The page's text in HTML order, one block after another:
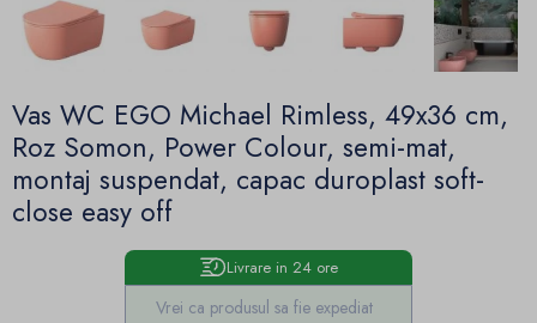
Vas WC EGO Michael Rimless, 49x36 cm,
Roz Somon, Power Colour, semi-mat,
montaj suspendat, capac duroplast soft-
close easy off
Livrare in 24 ore
Vrei ca produsul sa fie expediat